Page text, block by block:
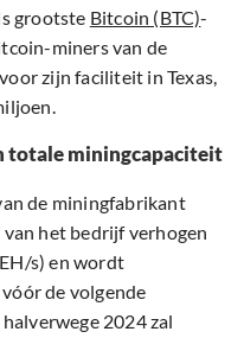
grootste Bitcoin (BTC)-
miners van de
zijn faciliteit in Texas,
totale miningcapaciteit
de miningfabrikant
het bedrijf verhogen
s) en wordt
de volgende
2024 zal